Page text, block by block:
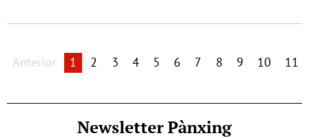
Anterior 1 2 3 4 5 6 7 8 9 10 11
Newsletter Pànxing